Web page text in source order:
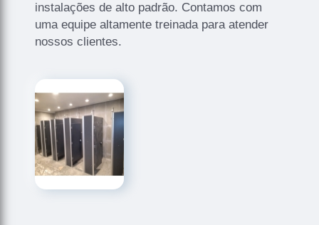
instalações de alto padrão. Contamos com
uma equipe altamente treinada para atender
nossos clientes.